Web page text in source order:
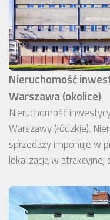
Nieruchomość
Warszawa (okolice)
Nieruchomość
Warszawy (łódzkie).
sprzedaży imponuje w
lokalizacją w atrakcyjnej